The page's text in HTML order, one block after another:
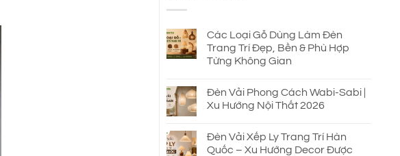
Các Loại Gỗ Dùng Làm Đèn
Trang Trí Đẹp, Bền & Phù Hợp
Từng Không Gian
Đèn Vải Phong Cách Wabi-Sabi |
Xu Hướng Nội Thất 2026
Đèn Vải Xếp Ly Trang Trí Hàn
Quốc – Xu Hướng Decor Được